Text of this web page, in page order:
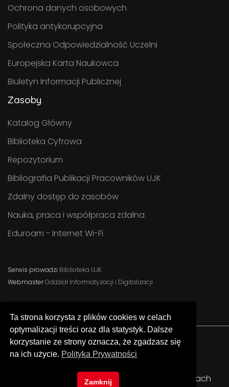
Ochrona danych osobowych
Polityka antykorupcyjna
Społeczna Odpowiedzialność Uczelni
Europejska Karta Naukowca
Biuletyn Informacji Publicznej
Zasoby
Katalog Główny
Biblioteka Cyfrowa
Repozytorium
Bibliografia Publikacji Pracowników UJK
Zdalny dostęp do zasobów
Nauka, praca i współpraca zdalna
Eduroam - Internet Wi-Fi
Serwis prowadzi Biblioteka UJK
WebmasterOddział Informatyzacji i Digitalizacji
Facebook
Instagram
YouTube
© Uniwersytet Jana Kochanowskiego w Kielcach
Ta strona korzysta z plików cookies w celach
optymalizacji treści oraz dla statystyk. Dalsze
korzystanie ze strony oznacza, że zgadzasz się
na ich użycie. Polityka Prywatności
Zamknij